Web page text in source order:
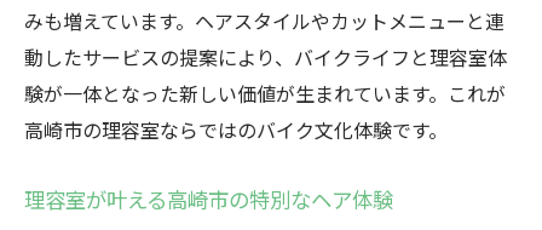
みも増えています。ヘアスタイルやカットメニューと連
動したサービスの提案により、バイクライフと理容室体
験が一体となった新しい価値が生まれています。これが
高崎市の理容室ならではのバイク文化体験です。
理容室が叶える高崎市の特別なヘア体験